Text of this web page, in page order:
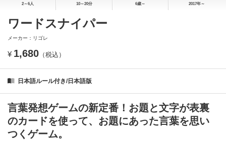
2～6人 10～20分 6歳～ 2017年～
ワードスナイパー
メーカー：リゴレ
¥ 1,680 （税込）
日本語ルール付き/日本語版
言葉発想ゲームの新定番！お題と文字が表裏
のカードを使って、お題にあった言葉を思い
つくゲーム。